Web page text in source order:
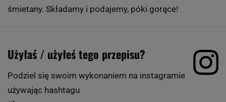
śmietany. Składamy i podajemy, póki gorące!
Użyłaś / użyłeś tego przepisu?
Podziel się swoim wykonaniem na instagramie
używając hashtagu